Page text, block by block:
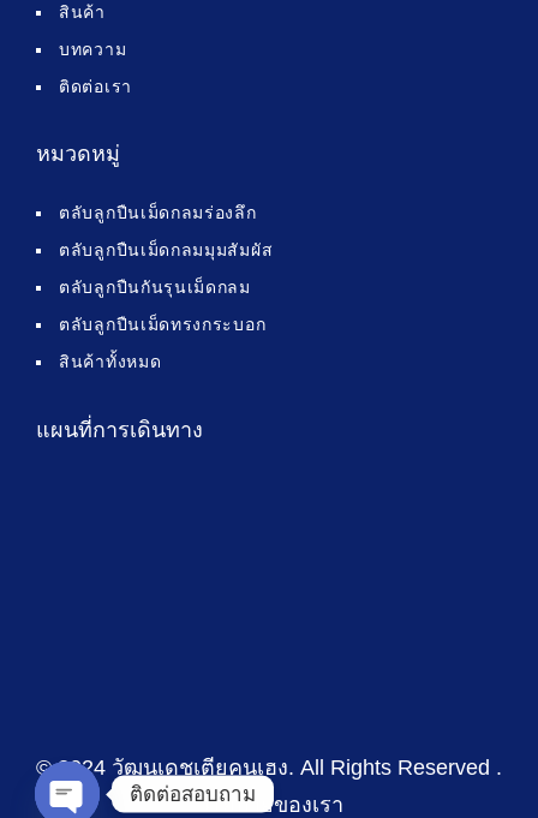
สินค้า
บทความ
ติดต่อเรา
หมวดหมู่
ตลับลูกปืนเม็ดกลมร่องลึก
ตลับลูกปืนเม็ดกลมมุมสัมผัส
ตลับลูกปืนกันรุนเม็ดกลม
ตลับลูกปืนเม็ดทรงกระบอก
สินค้าทั้งหมด
แผนที่การเดินทาง
© 2024 วัฒนเดชเตียคุนเฮง. All Rights Reserved .
นโยบายของเรา
ติดต่อสอบถาม